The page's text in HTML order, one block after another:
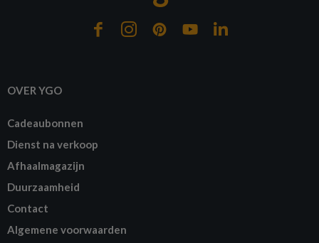
OVER YGO
Cadeaubonnen
Dienst na verkoop
Afhaalmagazijn
Duurzaamheid
Contact
Algemene voorwaarden